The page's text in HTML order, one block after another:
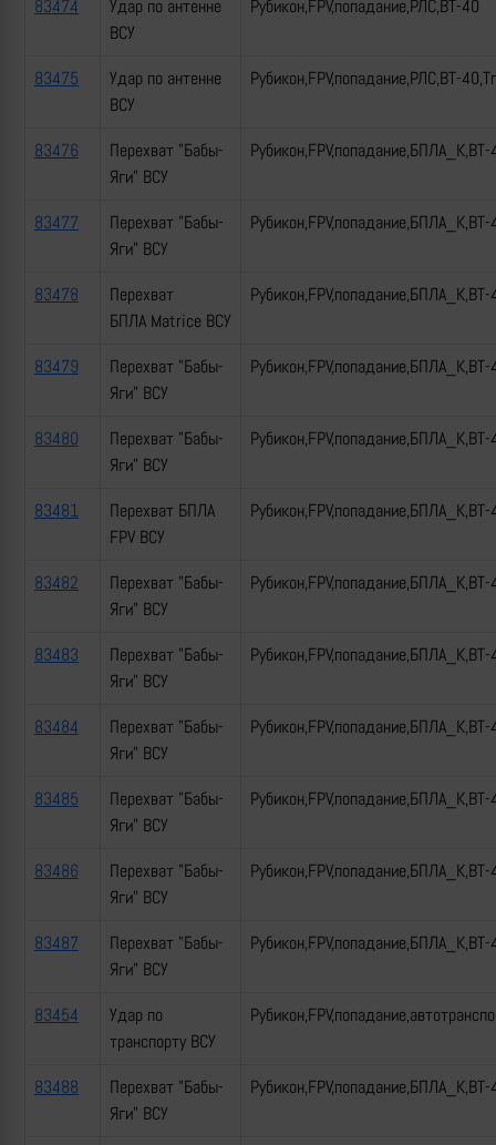
83474
Удар по антенне
ВСУ
Рубикон,FPV,попадание,РЛС,ВТ-40
83475
Удар по антенне
ВСУ
Рубикон,FPV,попадание,РЛС,ВТ-
83476
Перехват "Бабы-
Яги" ВСУ
83477
Перехват "Бабы-
Яги" ВСУ
83478
Перехват
БПЛА Matrice ВСУ
83479
Перехват "Бабы-
Яги" ВСУ
83480
Перехват "Бабы-
Яги" ВСУ
83481
Перехват БПЛА
FPV ВСУ
83482
Перехват "Бабы-
Яги" ВСУ
83483
Перехват "Бабы-
Яги" ВСУ
83484
Перехват "Бабы-
Яги" ВСУ
83485
Перехват "Бабы-
Яги" ВСУ
83486
Перехват "Бабы-
Яги" ВСУ
83487
Перехват "Бабы-
Яги" ВСУ
83454
Удар по
транспорту ВСУ
83488
Перехват "Бабы-
Яги" ВСУ